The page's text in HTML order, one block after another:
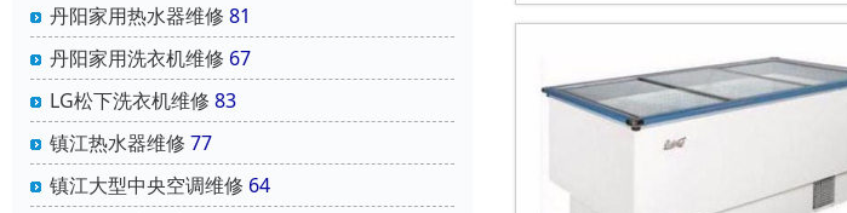
丹阳家用热水器维修 81
丹阳家用洗衣机维修 67
‌LG松下洗衣机维修 83
镇江热水器维修 77
镇江大型中央空调维修 64